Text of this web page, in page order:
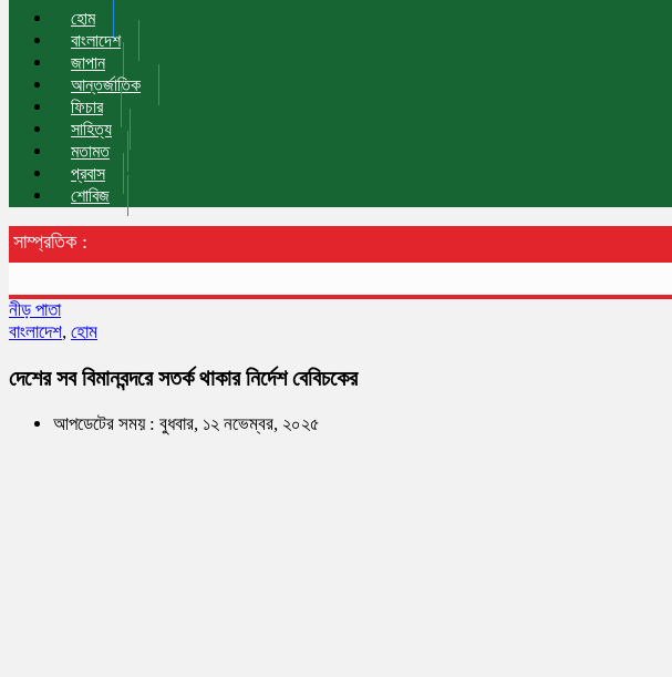
হোম
বাংলাদেশ
জাপান
আন্তর্জাতিক
ফিচার
সাহিত্য
মতামত
প্রবাস
শোবিজ
সাম্প্রতিক :
নীড় পাতা
বাংলাদেশ, হোম
দেশের সব বিমানবন্দরে সতর্ক থাকার নির্দেশ বেবিচকের
আপডেটের সময় : বুধবার, ১২ নভেম্বর, ২০২৫